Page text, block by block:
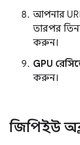
আপনার
তারপর
করুন।
GPU
করুন।
জিপিইউ